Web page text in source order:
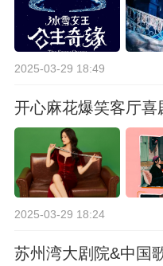
2025-03-29 18:49
开心麻花爆笑客厅喜
2025-03-29 18:24
苏州湾大剧院&中国